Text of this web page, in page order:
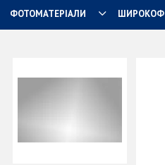
ФОТОМАТЕРІАЛИ